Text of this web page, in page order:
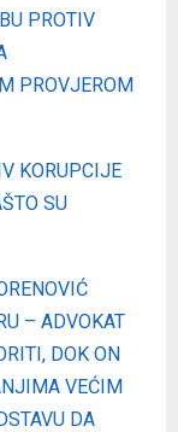
PROTIV
PROVJEROM
KORUPCIJE
SU
– ADVOKAT
DOK ON
VEĆIM
DA